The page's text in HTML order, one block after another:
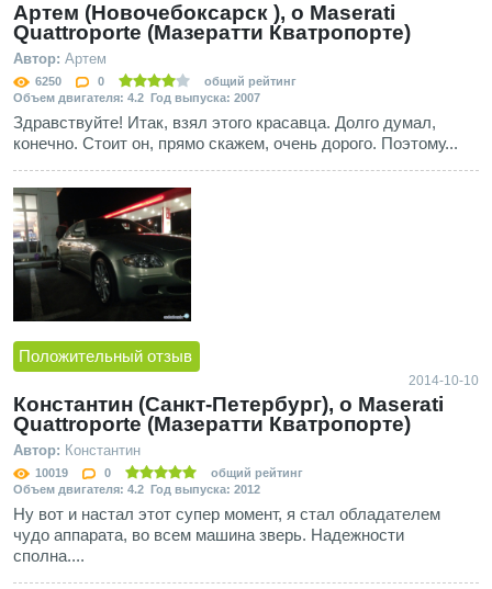
Артем (Новочебоксарск ), о Maserati
Quattroporte (Мазератти Кватропорте)
Автор: Артем
6250 0
общий рейтинг
Объем двигателя: 4.2 Год выпуска: 2007
Здравствуйте! Итак, взял этого красавца. Долго думал,
конечно. Стоит он, прямо скажем, очень дорого. Поэтому...
Положительный отзыв
2014-10-10
Константин (Санкт-Петербург), о Maserati
Quattroporte (Мазератти Кватропорте)
Автор: Константин
10019 0
общий рейтинг
Объем двигателя: 4.2 Год выпуска: 2012
Ну вот и настал этот супер момент, я стал обладателем
чудо аппарата, во всем машина зверь. Надежности
сполна....